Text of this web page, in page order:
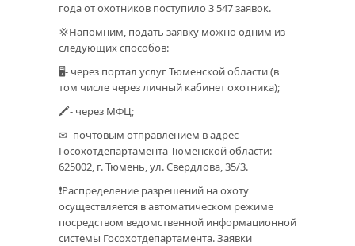
года от охотников поступило 3 547 заявок.
💢Напомним, подать заявку можно одним из
следующих способов:
🖥- через портал услуг Тюменской области (в
том числе через личный кабинет охотника);
🖍- через МФЦ;
✉- почтовым отправлением в адрес
Госохотдепартамента Тюменской области:
625002, г. Тюмень, ул. Свердлова, 35/3.
❗Распределение разрешений на охоту
осуществляется в автоматическом режиме
посредством ведомственной информационной
системы Госохотдепартамента. Заявки